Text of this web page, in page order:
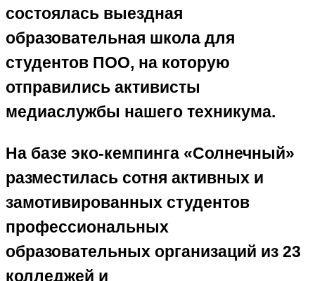
состоялась выездная
образовательная школа для
студентов ПОО, на которую
отправились активисты
медиаслужбы нашего техникума.
На базе эко-кемпинга «Солнечный»
разместилась сотня активных и
замотивированных студентов
профессиональных
образовательных организаций из 23
колледжей и